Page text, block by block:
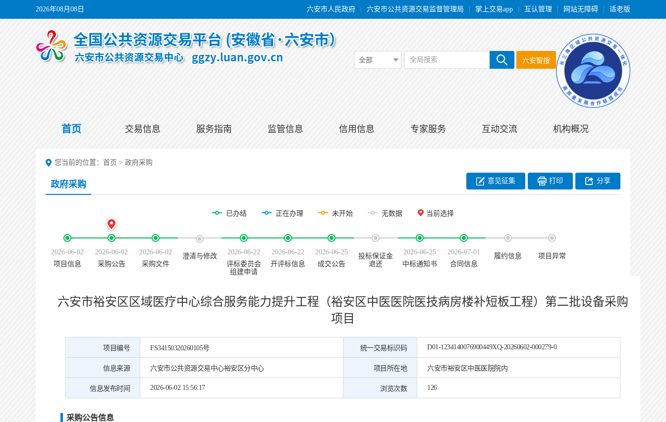
2026年08月08日 六安市人民政府 六安市公共资源交易监督管理局 掌上交易app 互认管理 网站无障碍 适老版
全部 全局搜索 六安智搜
首页 交易信息 服务指南 监管信息 信用信息 专家服务 互动交流 机构概况
您当前的位置： 首页 > 政府采购
政府采购 意见征集 分享
打印
已办结 正在办理 未开始 无数据 当前选择
2026-06-02
项目信息
2026-06-02
采购公告
2026-06-02
采购文件
澄清与修改
2026-06-22
评标委员会
组建申请
2026-06-22
开评标信息
2026-06-25
成交公告
投标保证金
退还
2026-06-25
中标通知书
2026-07-01
合同信息
履约信息 项目异常
六安市裕安区区域医疗中心综合服务能力提升工程（裕安区中医医院医技病房楼补短板工程）第二批设备采购
项目
项目编号 FS34150320260105号 统一交易标识码 D01-1234140076900449XQ-20260602-000279-0
信息来源 六安市公共资源交易中心裕安区分中心 项目所在地 六安市裕安区中医医院院内
信息发布时间 2026-06-02 15:56:17 浏览次数 126
采购公告信息